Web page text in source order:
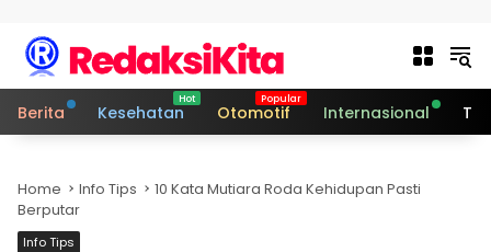
Berita Kesehatan Otomotif Internasional
Home Info Tips
10 Kata Mutiara Roda Kehidupan Pasti
Berputar
Info Tips